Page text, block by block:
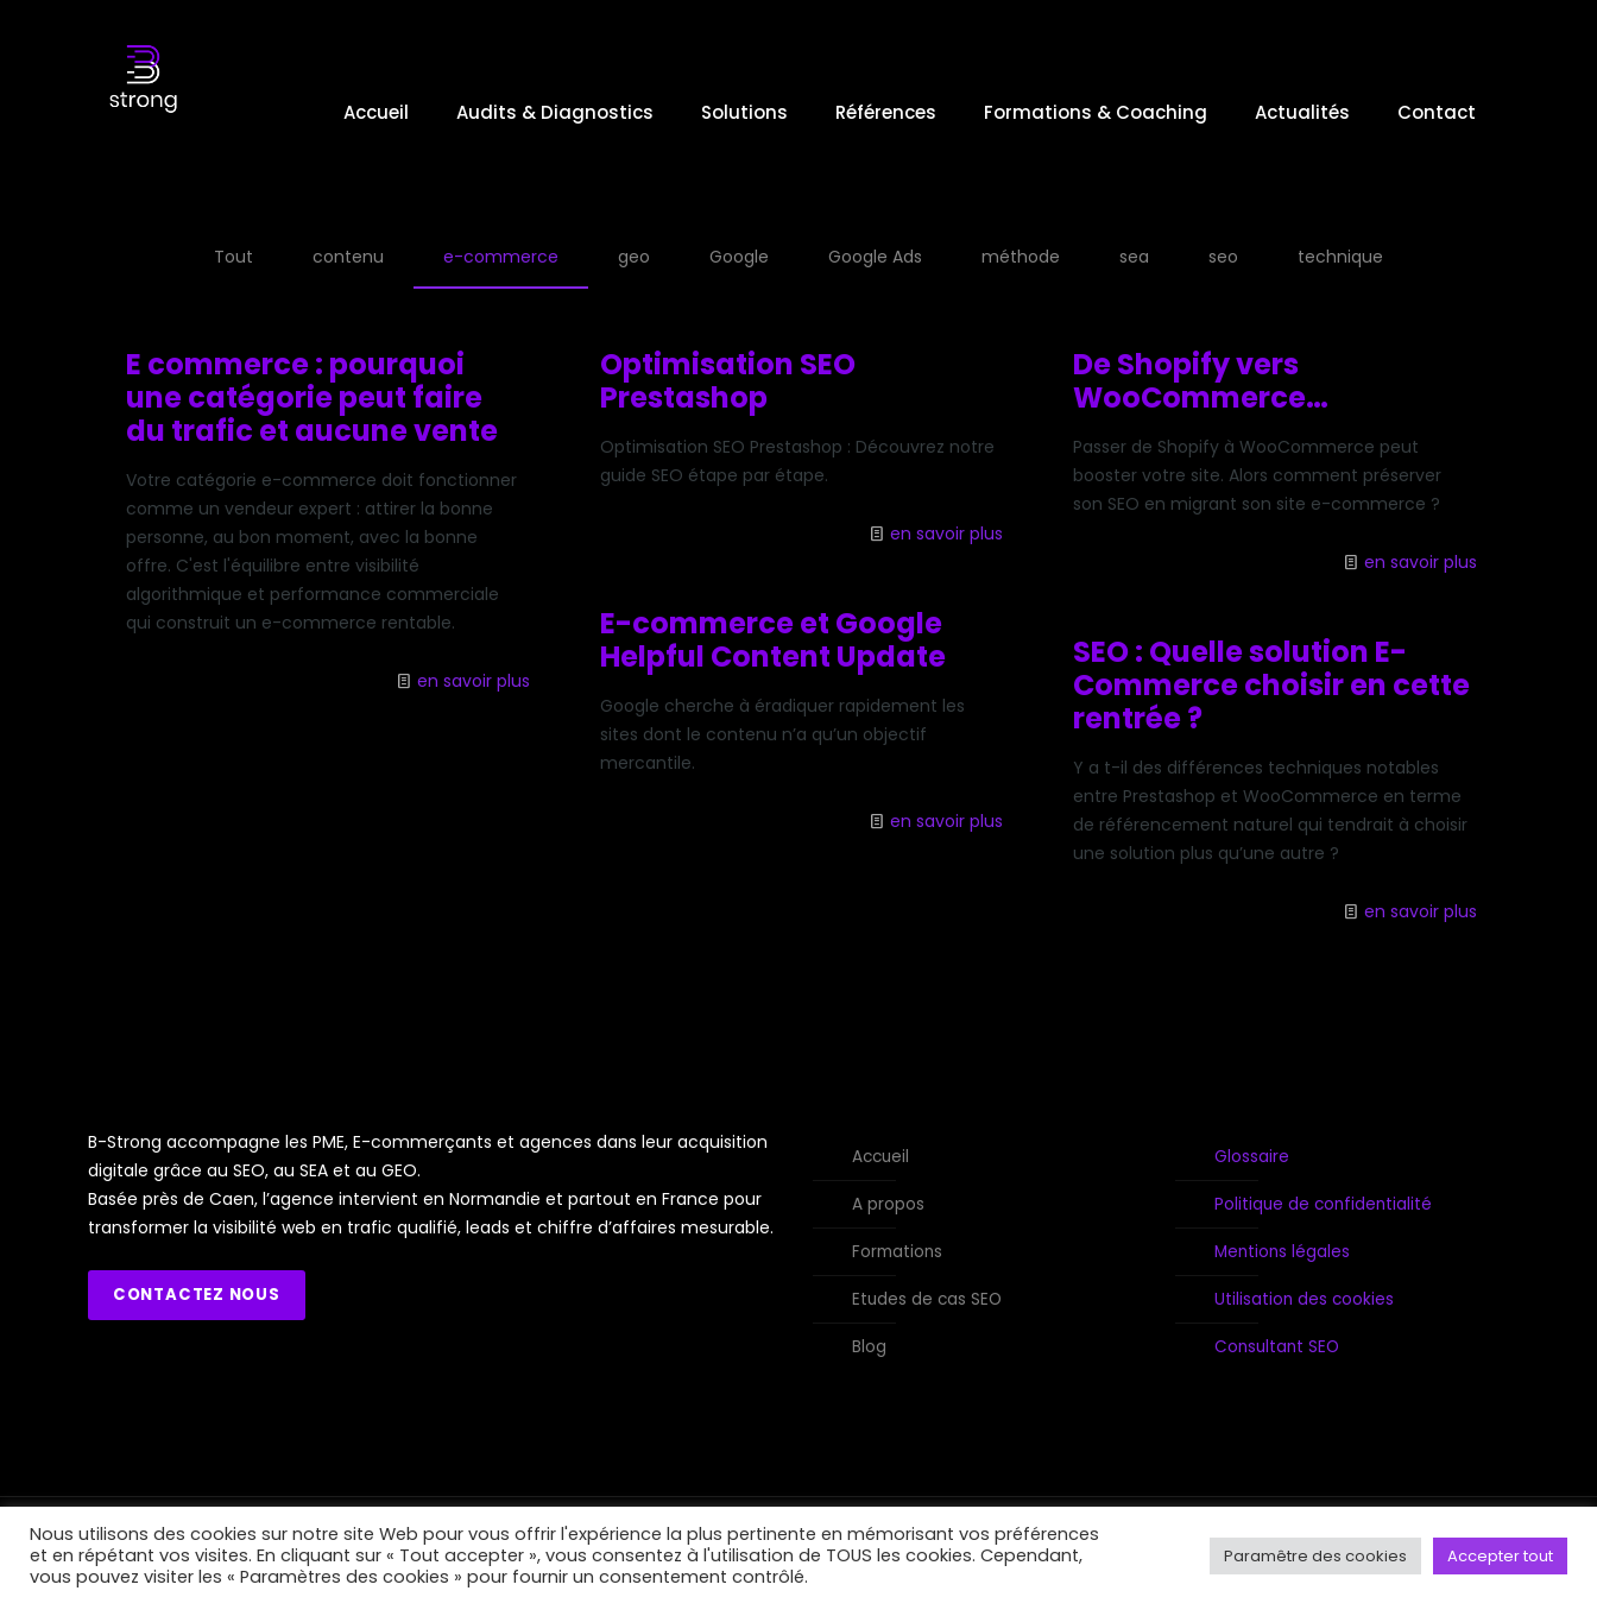
Accueil Audits & Diagnostics Solutions Références Formations & Coaching Actualités Contact
Tout contenu e-commerce geo Google Google Ads méthode sea seo technique
E commerce : pourquoi
une catégorie peut faire
du trafic et aucune vente
Votre catégorie e-commerce doit fonctionner
comme un vendeur expert : attirer la bonne
personne, au bon moment, avec la bonne
offre. C'est l'équilibre entre visibilité
algorithmique et performance commerciale
qui construit un e-commerce rentable.
en savoir plus
Optimisation SEO
Prestashop
Optimisation SEO Prestashop : Découvrez notre
guide SEO étape par étape.
en savoir plus
De Shopify vers
WooCommerce…
Passer de Shopify à WooCommerce peut
booster votre site. Alors comment préserver
son SEO en migrant son site e-commerce ?
en savoir plus
E-commerce et Google
Helpful Content Update
Google cherche à éradiquer rapidement les
sites dont le contenu n’a qu’un objectif
mercantile.
en savoir plus
SEO : Quelle solution E-
Commerce choisir en cette
rentrée ?
Y a t-il des différences techniques notables
entre Prestashop et WooCommerce en terme
de référencement naturel qui tendrait à choisir
une solution plus qu’une autre ?
en savoir plus
B-Strong accompagne les PME, E-commerçants et agences dans leur acquisition
digitale grâce au SEO, au SEA et au GEO.
Basée près de Caen, l’agence intervient en Normandie et partout en France pour
transformer la visibilité web en trafic qualifié, leads et chiffre d’affaires mesurable.
CONTACTEZ NOUS
Accueil
A propos
Formations
Etudes de cas SEO
Blog
Glossaire
Politique de confidentialité
Mentions légales
Utilisation des cookies
Consultant SEO
B-Strong 2026, tous droits réservés
Nous utilisons des cookies sur notre site Web pour vous offrir l'expérience la plus pertinente en mémorisant vos préférences
et en répétant vos visites. En cliquant sur « Tout accepter », vous consentez à l'utilisation de TOUS les cookies. Cependant,
vous pouvez visiter les « Paramètres des cookies » pour fournir un consentement contrôlé.
Paramêtre des cookies Accepter tout